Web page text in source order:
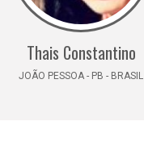
Thais Constantino
JOÃO PESSOA - PB - BRASIL